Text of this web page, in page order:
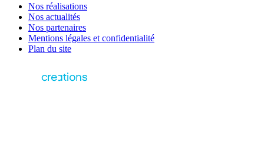
Nos réalisations
Nos actualités
Nos partenaires
Mentions légales et confidentialité
Plan du site